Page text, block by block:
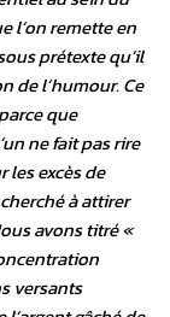
l’on remette en
prétexte qu’il
de l’humour. Ce
que
ne fait pas rire
les excès de
à attirer
avons titré «
versants